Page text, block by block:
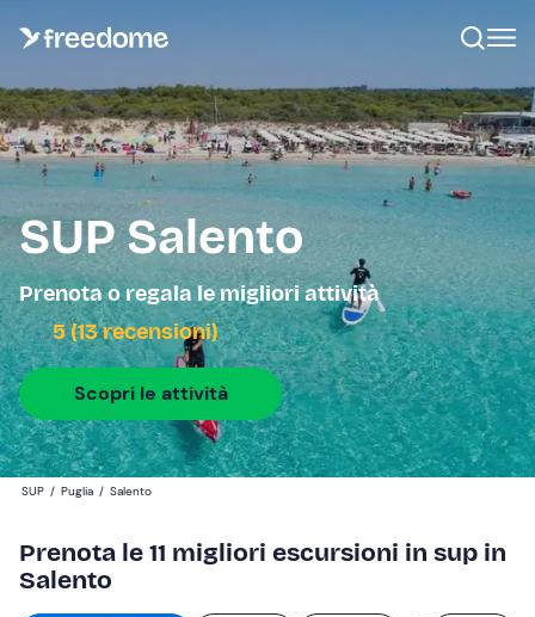
SUP Salento
Prenota o regala le migliori attività
5 (13 recensioni)
Scopri le attività
SUP / Puglia / Salento
Prenota le 11 migliori escursioni in sup in
Salento